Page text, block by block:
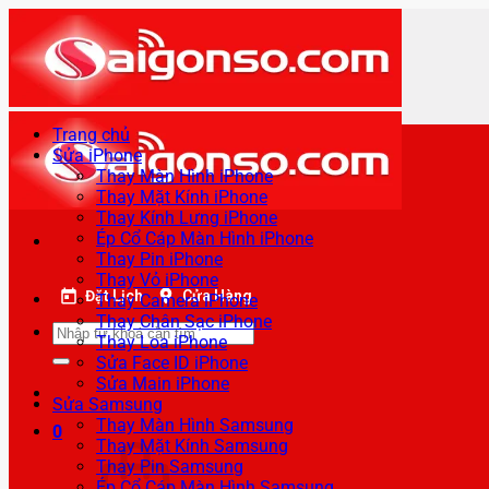
qua
nội
dung
Đặt Lịch Cửa Hàng
Tìm
kiếm:
0
Trang chủ
Sửa iPhone
Thay Màn Hình iPhone
Thay Mặt Kính iPhone
Thay Kính Lưng iPhone
Ép Cổ Cáp Màn Hình iPhone
Thay Pin iPhone
Thay Vỏ iPhone
Thay Camera iPhone
Thay Chân Sạc iPhone
Thay Loa iPhone
Sửa Face ID iPhone
Sửa Main iPhone
Sửa Samsung
Thay Màn Hình Samsung
Thay Mặt Kính Samsung
Thay Pin Samsung